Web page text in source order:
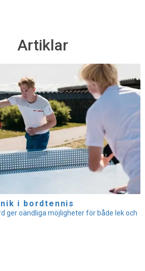
Artiklar
i bordtennis
ger oändliga möjligheter för både lek och